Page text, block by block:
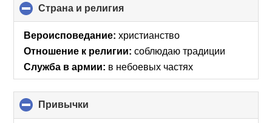
Страна и религия
to
collapse
Вероисповедание: христианство
Отношение к религии: соблюдаю традиции
Служба в армии: в небоевых частях
Привычки
to